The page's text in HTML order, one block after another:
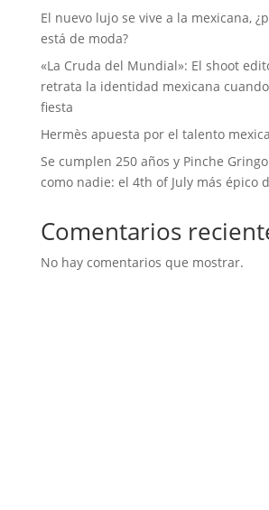
El nuevo lujo se vive a la mexicana,
está de moda?
«La Cruda del Mundial»: El shoot
retrata la identidad mexicana
fiesta
Hermès apuesta por el talento
Se cumplen 250 años y Pinche
como nadie: el 4th of July más épico
Comentarios
No hay comentarios que mostrar.